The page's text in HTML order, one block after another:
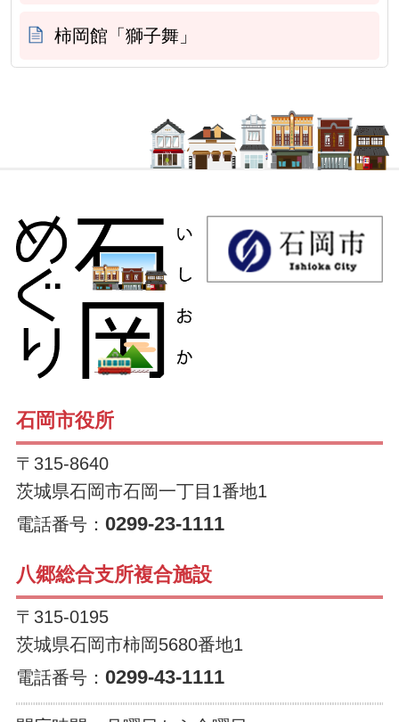
柿岡館「獅子舞」
石岡市観光情報サイト
石岡市役所
〒315-8640
茨城県石岡市石岡一丁目1番地1
電話番号： 0299-23-1111
八郷総合支所複合施設
〒315-0195
茨城県石岡市柿岡5680番地1
電話番号： 0299-43-1111